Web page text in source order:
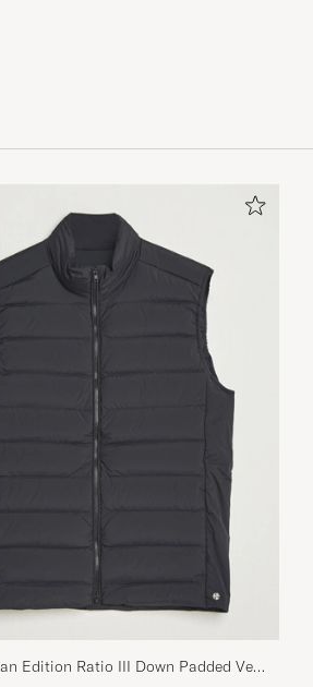
Edition Ratio III Down Padded Vest